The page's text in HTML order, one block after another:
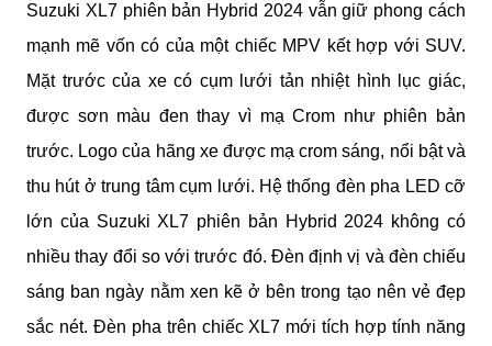
Suzuki XL7 phiên bản Hybrid 2024 vẫn giữ phong cách
mạnh mẽ vốn có của một chiếc MPV kết hợp với SUV.
Mặt trước của xe có cụm lưới tản nhiệt hình lục giác,
được sơn màu đen thay vì mạ Crom như phiên bản
trước. Logo của hãng xe được mạ crom sáng, nổi bật và
thu hút ở trung tâm cụm lưới. Hệ thống đèn pha LED cỡ
lớn của Suzuki XL7 phiên bản Hybrid 2024 không có
nhiều thay đổi so với trước đó. Đèn định vị và đèn chiếu
sáng ban ngày nằm xen kẽ ở bên trong tạo nên vẻ đẹp
sắc nét. Đèn pha trên chiếc XL7 mới tích hợp tính năng